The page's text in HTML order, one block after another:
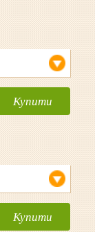
Купити
Купити